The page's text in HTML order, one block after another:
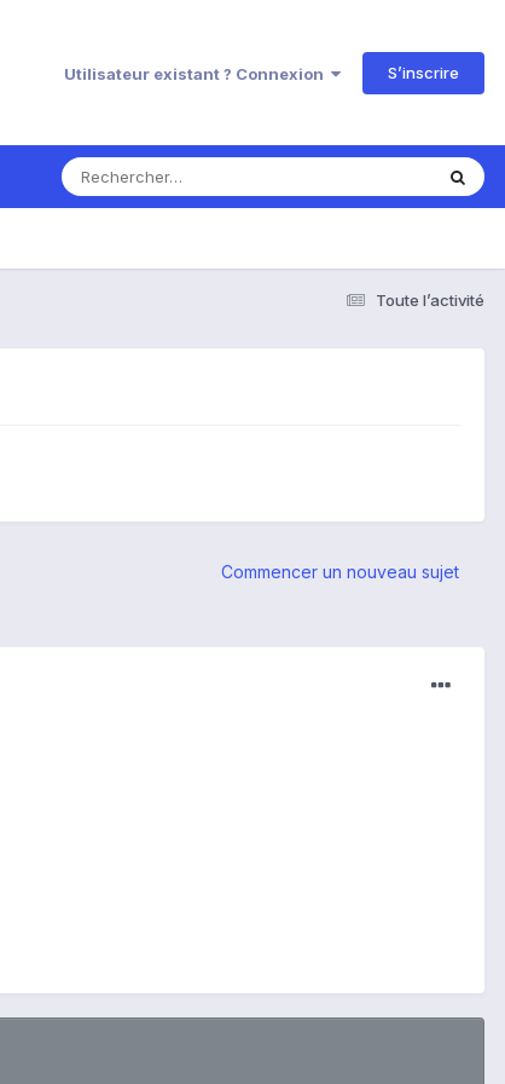
Utilisateur existant ? Connexion S’inscrire
Toute l’activité
Commencer un nouveau sujet